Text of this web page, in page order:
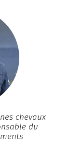
chevaux
du